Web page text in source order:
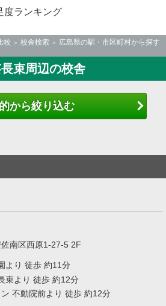
度ランキング
較 校舎検索
広島県の駅・市区町村から探す
束周辺の校舎
から絞り込む
南区西原1-27-5 2F
より 徒歩 約11分
束より 徒歩 約12分
不動院前より 徒歩 約12分